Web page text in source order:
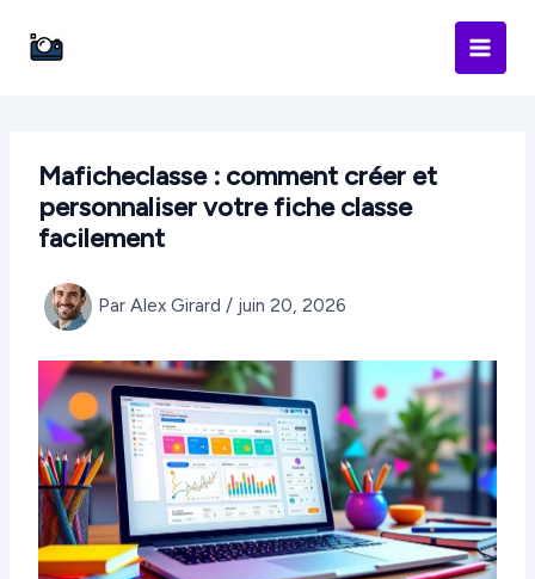
Maficheclasse : comment créer et
personnaliser votre fiche classe
facilement
ParAlex Girard/ juin 20, 2026